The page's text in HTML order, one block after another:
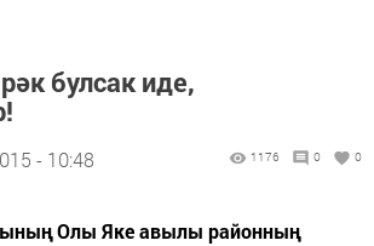
булсак иде,
- 10:48 1176 0 0
Олы Яке авылы районның